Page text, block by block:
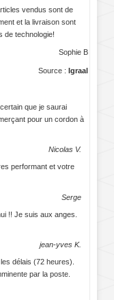
vendus sont de
et la livraison sont
de technologie!
Sophie B
Source : Igraal
certain que je saurai
pour un cordon à
Nicolas V.
performant et votre
Serge
!! Je suis aux anges.
jean-yves K.
délais (72 heures).
par la poste.